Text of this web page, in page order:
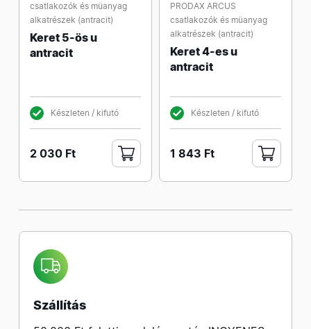
csatlakozók és müanyag
alkatrészek (antracit)
Keret 5-ös u
antracit
Készleten / kifutó
2 030 Ft
PRODAX ARCUS
csatlakozók és müanyag
alkatrészek (antracit)
Keret 4-es u
antracit
Készleten / kifutó
1 843 Ft
Szállítás